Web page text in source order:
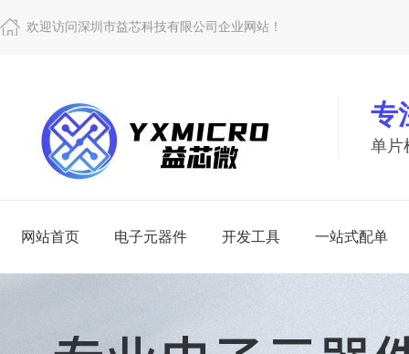
欢迎访问深圳市益芯科技有限公司企业网站！
专
单片
网站首页 电子元器件 开发工具 一站式配单
开